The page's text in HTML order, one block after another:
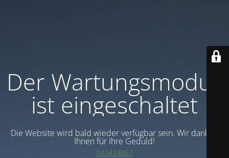
Der Wartungsmodus
ist eingeschaltet
Die Website wird bald wieder verfügbar sein. Wir danken
Ihnen für Ihre Geduld!
040434867